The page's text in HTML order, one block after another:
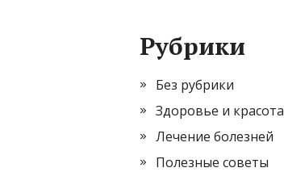
Рубрики
Без рубрики
Здоровье и красота
Лечение болезней
Полезные советы